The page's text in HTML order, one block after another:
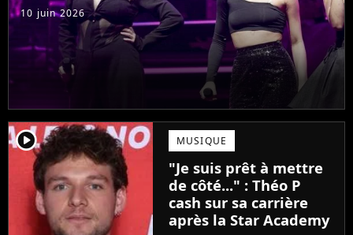
10 juin 2026
player2 MUSIQUE
"Je suis prêt à mettre
de côté..." : Théo P
cash sur sa carrière
après la Star Academy